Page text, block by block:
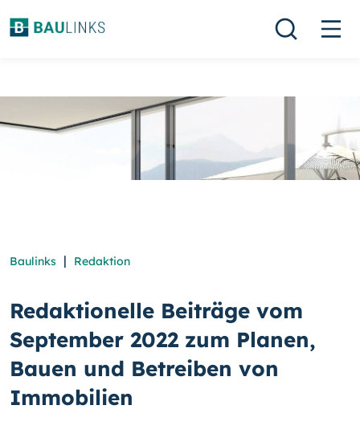
Baulinks | Redaktion
Redaktionelle Beiträge vom
September 2022 zum Planen,
Bauen und Betreiben von
Immobilien